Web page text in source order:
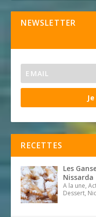
NEWSLETTER
RECETTES
Les
Nissarda
A la une,
Dessert,